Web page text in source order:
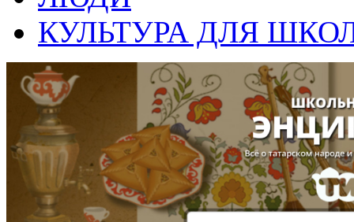
КУЛЬТУРА ДЛЯ